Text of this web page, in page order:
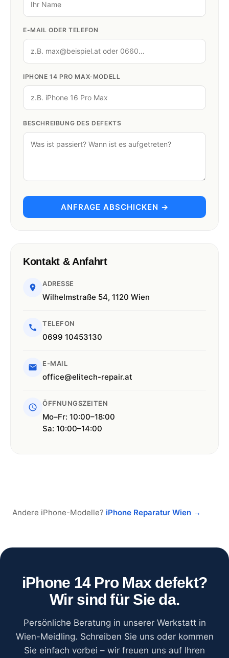
E-MAIL ODER TELEFON
IPHONE 14 PRO MAX-MODELL
BESCHREIBUNG DES DEFEKTS
ANFRAGE ABSCHICKEN →
Kontakt & Anfahrt
ADRESSE
Wilhelmstraße 54, 1120 Wien
TELEFON
0699 10453130
E-MAIL
office@elitech-repair.at
ÖFFNUNGSZEITEN
Mo–Fr: 10:00–18:00
Sa: 10:00–14:00
Andere iPhone-Modelle? iPhone Reparatur Wien →
iPhone 14 Pro Max defekt?
Wir sind für Sie da.
Persönliche Beratung in unserer Werkstatt in
Wien-Meidling. Schreiben Sie uns oder kommen
Sie einfach vorbei – wir freuen uns auf Ihren